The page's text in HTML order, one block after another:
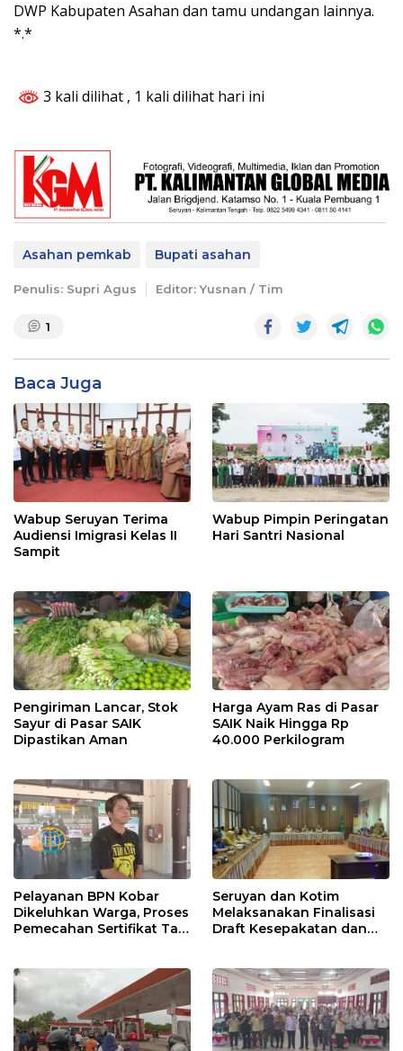
DWP Kabupaten Asahan dan tamu undangan lainnya.
*.*
3 kali dilihat , 1 kali dilihat hari ini
Asahan pemkab Bupati asahan
Penulis: Supri Agus Editor: Yusnan / Tim
1
Baca Juga
Wabup Seruyan Terima
Audiensi Imigrasi Kelas II
Sampit
Wabup Pimpin Peringatan
Hari Santri Nasional
Pengiriman Lancar, Stok
Sayur di Pasar SAIK
Dipastikan Aman
Harga Ayam Ras di Pasar
SAIK Naik Hingga Rp
40.000 Perkilogram
Pelayanan BPN Kobar
Dikeluhkan Warga, Proses
Pemecahan Sertifikat Tak
Seruyan dan Kotim
Melaksanakan Finalisasi
Draft Kesepakatan dan